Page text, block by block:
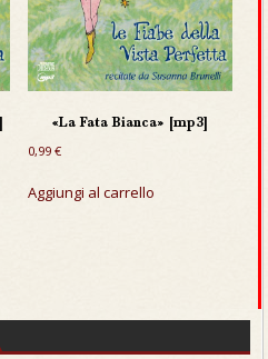
«La Fata Bianca» [mp3]
0,99 €
Aggiungi al carrello